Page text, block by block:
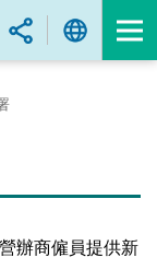
辦商僱員提供新